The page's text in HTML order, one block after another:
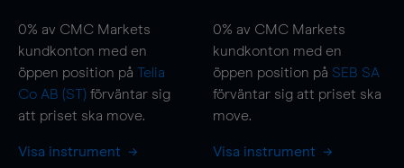
0% av CMC Markets
kundkonton med en
öppen position på Telia
Co AB (ST) förväntar sig
att priset ska move.
Visa instrument
0% av CMC Markets
kundkonton med en
öppen position på SEB SA
förväntar sig att priset ska
move.
Visa instrument